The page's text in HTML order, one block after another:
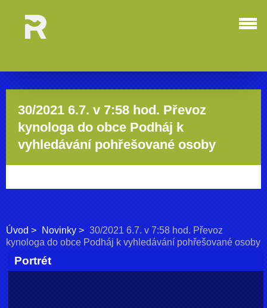
30/2021 6.7. v 7:58 hod. Převoz
kynologa do obce Podháj k
vyhledávání pohřešované osoby
Úvod Novinky
30/2021 6.7. v 7:58 hod. Převoz
kynologa do obce Podháj k vyhledávání pohřešované osoby
Portrét